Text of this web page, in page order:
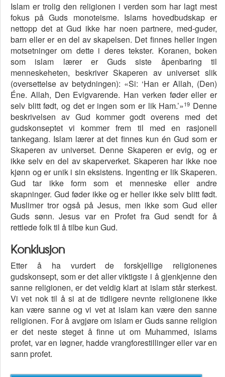
Islam er trolig den religionen i verden som har lagt mest
fokus på Guds monoteisme. Islams hovedbudskap er
nettopp det at Gud ikke har noen partnere, med-guder,
barn eller er en del av skapelsen. Det finnes heller ingen
motsetninger om dette i deres tekster. Koranen, boken
som islam lærer er Guds siste åpenbaring til
menneskeheten, beskriver Skaperen av universet slik
(oversettelse av betydningen): «Si: ‘Han er Allah, (Den)
Éne. Allah, Den Evigvarende. Han verken føder eller er
selv blitt født, og det er ingen som er lik Ham.’»19 Denne
beskrivelsen av Gud kommer godt overens med det
gudskonseptet vi kommer frem til med en rasjonell
tankegang. Islam lærer at det finnes kun én Gud som er
Skaperen av universet. Denne Skaperen er evig, og er
ikke selv en del av skaperverket. Skaperen har ikke noe
kjønn og er unik i sin eksistens. Ingenting er lik Skaperen.
Gud tar ikke form som et menneske eller andre
skapninger. Gud føder ikke og er heller ikke selv blitt født.
Muslimer tror også på Jesus, men ikke som Gud eller
Guds sønn. Jesus var en Profet fra Gud sendt for å
rettlede folk til å tilbe kun Gud.
Konklusjon
Etter å ha vurdert de forskjellige religionenes
gudskonsept, som er det aller viktigste i å gjenkjenne den
sanne religionen, er det veldig klart at islam står sterkest.
Vi vet nok til å si at de tidligere nevnte religionene ikke
kan være sanne og vi vet at islam kan være den sanne
religionen. For å avgjøre om islam er Guds sanne religion
er det neste steget å finne ut om Muhammed, islams
profet, var en løgner, hadde vrangforestillinger eller var en
sann profet.